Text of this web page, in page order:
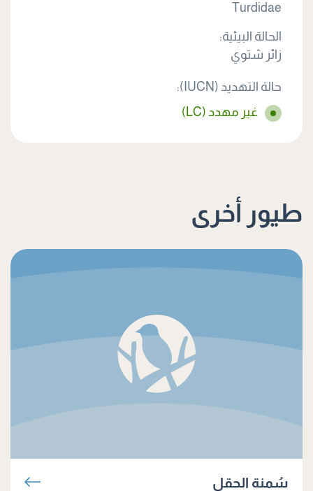
Turdidae
الحالة البيئية:
زائر شتوي
حالة التهديد (IUCN):
غير مهدد (LC)
طيور أخرى
سُمنة الحقل